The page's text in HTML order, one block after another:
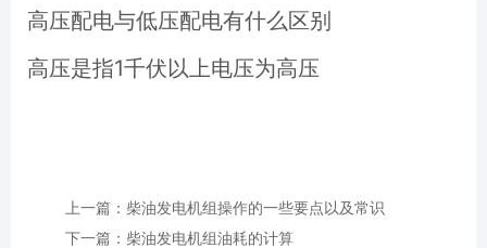
高压配电与低压配电有什么区别
高压是指1千伏以上电压为高压
上一篇：柴油发电机组操作的一些要点以及常识
下一篇：柴油发电机组油耗的计算